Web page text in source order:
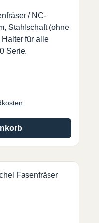
/ NC-
Stahlschaft (ohne
Halter für alle
Serie.